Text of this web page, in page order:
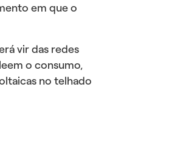
em que o
vir das redes
o consumo,
no telhado